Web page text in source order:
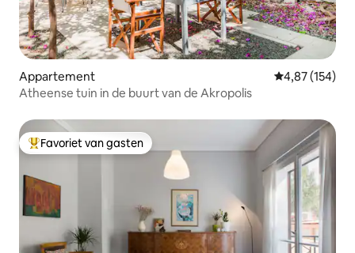
Appartement Gemiddelde
4,87 (154)
Atheense tuin in de buurt van de Akropolis
Topfavoriet van gasten
Favoriet van gasten